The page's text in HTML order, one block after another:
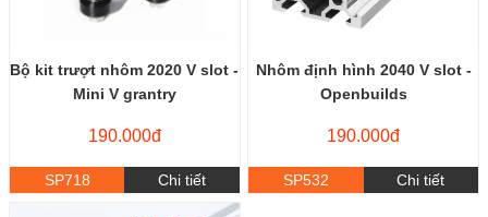
Bộ kit trượt nhôm 2020 V slot -
Mini V grantry
190.000đ
SP718 Chi tiết
Nhôm định hình 2040 V slot -
Openbuilds
190.000đ
SP532 Chi tiết